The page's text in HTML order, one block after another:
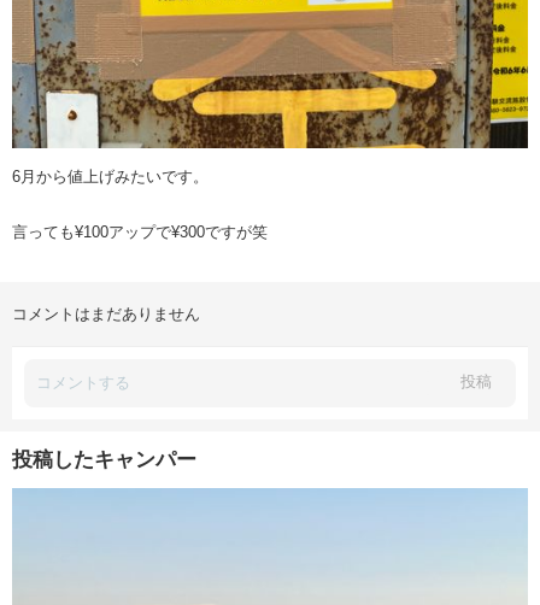
6月から値上げみたいです。
言っても¥100アップで¥300ですが笑
コメントはまだありません
投稿
投稿したキャンパー